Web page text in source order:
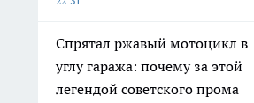
Спрятал ржавый мотоцикл в
углу гаража: почему за этой
легендой советского прома